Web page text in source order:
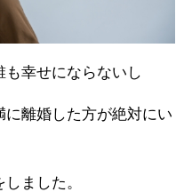
幸せにならないし
離婚した方が絶対にい
ました。